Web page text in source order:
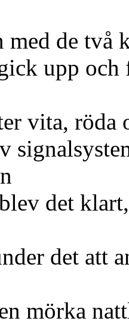
de två
upp
vita, röda
det
det att
mörka